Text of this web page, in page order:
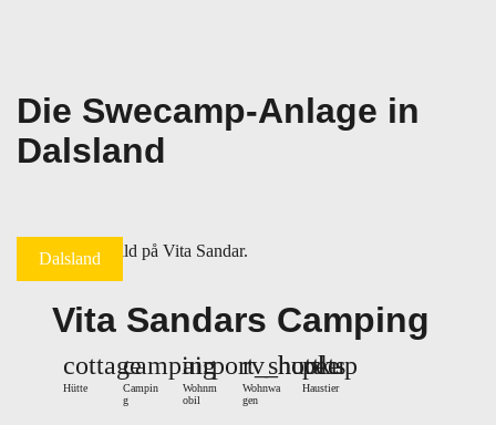
Die Swecamp-Anlage in
Dalsland
Dalsland
Vita Sandars Camping
cottage
Hütte
camping
Campin
g
airport_shuttle
Wohnm
obil
rv_hookup
Wohnwa
gen
pets
Haustier